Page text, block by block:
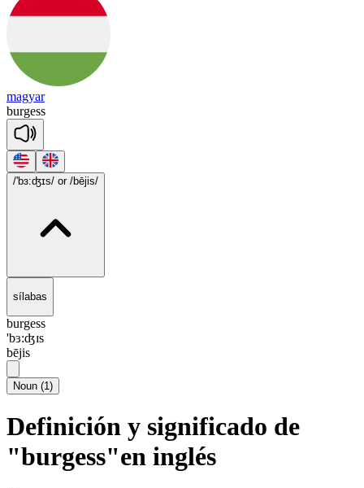
magyar
burgess
/'bɜ:ʤɪs/ or /bējis/
sílabas
burgess
'bɜ:ʤɪs
bējis
Noun (1)
Definición y significado de
"burgess"en inglés